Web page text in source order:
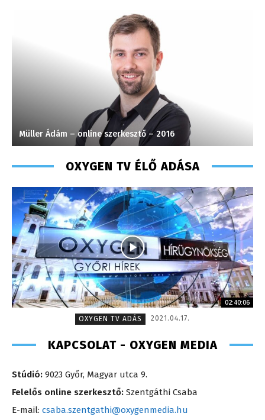
Müller Ádám – online szerkesztő – 2016
OXYGEN TV ÉLŐ ADÁSA
02:40:06
OXYGEN TV ADÁS
2021.04.17.
KAPCSOLAT - OXYGEN MEDIA
Stúdió: 9023 Győr, Magyar utca 9.
Felelős online szerkesztő: Szentgáthi Csaba
E-mail: csaba.szentgathi@oxygenmedia.hu